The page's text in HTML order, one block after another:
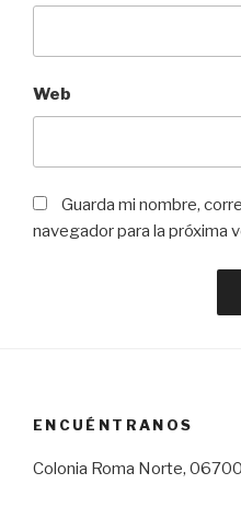
Web
Guarda mi nombre,
navegador para la próxima
ENCUÉNTRANOS
Colonia Roma Norte,